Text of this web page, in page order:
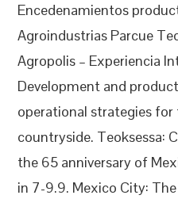
Encedenamientos
Agroindustrias Parcue
Agropolis – Experiencia
Development and
operational strategies
countryside. Teoksessa:
the 65 anniversary of
in 7-9.9. Mexico City: